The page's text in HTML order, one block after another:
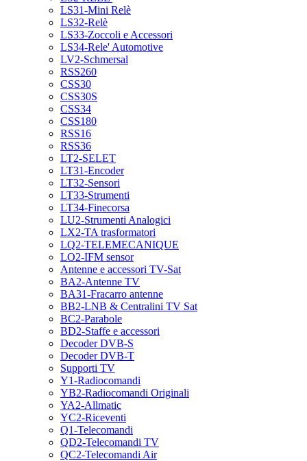
LS31-Mini Relè
LS32-Relè
LS33-Zoccoli e Accessori
LS34-Rele' Automotive
LV2-Schmersal
RSS260
CSS30
CSS30S
CSS34
CSS180
RSS16
RSS36
LT2-SELET
LT31-Encoder
LT32-Sensori
LT33-Strumenti
LT34-Finecorsa
LU2-Strumenti Analogici
LX2-TA trasformatori
LQ2-TELEMECANIQUE
LO2-IFM sensor
Antenne e accessori TV-Sat
BA2-Antenne TV
BA31-Fracarro antenne
BB2-LNB & Centralini TV Sat
BC2-Parabole
BD2-Staffe e accessori
Decoder DVB-S
Decoder DVB-T
Supporti TV
Y1-Radiocomandi
YB2-Radiocomandi Originali
YA2-Allmatic
YC2-Riceventi
Q1-Telecomandi
QD2-Telecomandi TV
QC2-Telecomandi Air